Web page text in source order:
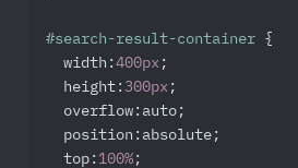
#search-result-container {
width :400px ;
height : 300px ;
overflow :auto;
position :absolute;
top : 100% ;